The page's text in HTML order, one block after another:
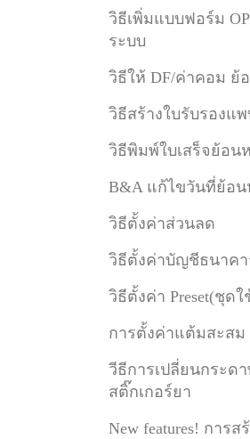
วิธีเพิ่มแบบฟอร์ม
ระบบ
วิธีให้ DF/ค่าคอม ย้
วิธีสร้างใบรับรองแ
วิธีพิมพ์ใบเสร็จย้อน
B&A แก้ไขวันที่ย้อน
วิธีตั้งค่าส่วนลด
วิธีตั้งค่าบัญชีธนาคา
วิธีตั้งค่า Preset(ชุด
การตั้งค่าแต้มสะสม
วีธีการเปลี่ยนกระด
สติ๊กเกอร์ยา
New features! การส